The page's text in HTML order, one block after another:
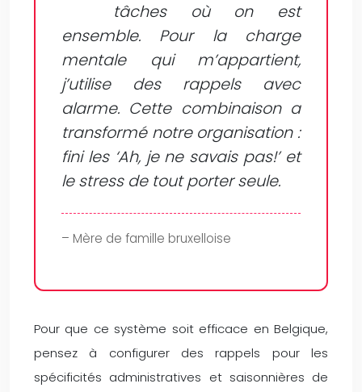
tâches où on est
ensemble. Pour la charge
mentale qui m’appartient,
j’utilise des rappels avec
alarme. Cette combinaison a
transformé notre organisation :
fini les ‘Ah, je ne savais pas!’ et
le stress de tout porter seule.
– Mère de famille bruxelloise
Pour que ce système soit efficace en Belgique,
pensez à configurer des rappels pour les
spécificités administratives et saisonnières de